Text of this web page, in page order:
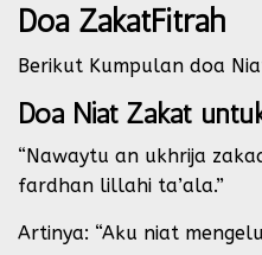
Doa ZakatFitrah
Berikut Kumpulan doa
Doa Niat Zakat
“Nawaytu an ukhrija
fardhan lillahi ta’ala.”
Artinya: “Aku niat